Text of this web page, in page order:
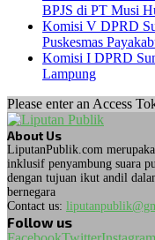
BPJS di PT Musi
Komisi V DPRD
Puskesmas
Komisi I DPRD
Lampung
Please enter an Access
About Us
LiputanPublik.com
inklusif penyambung suara
dengan tujuan ikut andil
bernegara
Contact us:
Follow us